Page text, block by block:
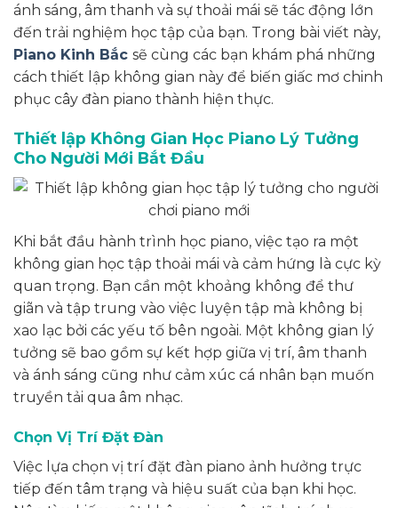
ánh sáng, âm thanh và sự thoải mái sẽ tác động lớn
đến trải nghiệm học tập của bạn. Trong bài viết này,
Piano Kinh Bắc sẽ cùng các bạn khám phá những
cách thiết lập không gian này để biến giấc mơ chinh
phục cây đàn piano thành hiện thực.
Thiết lập Không Gian Học Piano Lý Tưởng
Cho Người Mới Bắt Đầu
Khi bắt đầu hành trình học piano, việc tạo ra một
không gian học tập thoải mái và cảm hứng là cực kỳ
quan trọng. Bạn cần một khoảng không để thư
giãn và tập trung vào việc luyện tập mà không bị
xao lạc bởi các yếu tố bên ngoài. Một không gian lý
tưởng sẽ bao gồm sự kết hợp giữa vị trí, âm thanh
và ánh sáng cũng như cảm xúc cá nhân bạn muốn
truyền tải qua âm nhạc.
Chọn Vị Trí Đặt Đàn
Việc lựa chọn vị trí đặt đàn piano ảnh hưởng trực
tiếp đến tâm trạng và hiệu suất của bạn khi học.